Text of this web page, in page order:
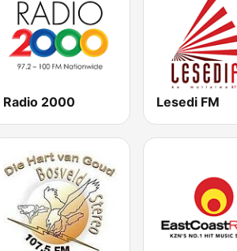
Radio 2000 Lesedi FM